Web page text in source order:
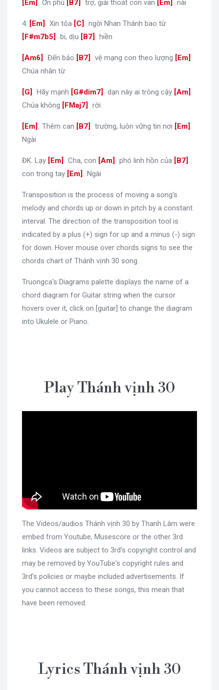
Em Ơn phù B7 trợ, giải thoát con van Em nài
4. [Em Xin tỏa [C ngời Nhan Thánh bao từ
F#m7b5
bi, dịu [B7 hiền
[Am6 Đến bảo [B7 vệ mạng con theo lượng [Em
Chúa nhân từ
[G Hãy mạnh [G#dim7 dạn này ai trông cậy [Am
Chúa không [FMaj7 rời
[Em Thêm can [B7 trường, luôn vững tin nơi [Em
Ngài
ĐK. Lạy [Em Cha, con [Am phó linh hồn của [B7
con trong tay [Em Ngài
Transposition is the process of moving a song's
melody and chords up or down in pitch by a constant
interval. The direction of the transposition tool is
indicated by a plus (+) sign for up and a minus (-) sign
for down. Hover mouse over chords signs to see the
chords chart of Thánh vịnh 30 song.
Truongca's Diagrams palette displays the name of a
chord diagram for Guitar string when the cursor
hovers over it, click on [guitar] to change the diagram
into Ukulele or Piano.
Play Thánh vịnh 30
The Videos/audios Thánh vịnh 30 by Thanh Lâm were
embed from Youtube, Musescore or the other 3rd
links. Videos are subject to 3rd's copyright control and
may be removed by YouTube's copyright rules and
3rd's policies or maybe included advertisements. If
you cannot access to these songs, this mean that
have been removed.
Lyrics Thánh vịnh 30